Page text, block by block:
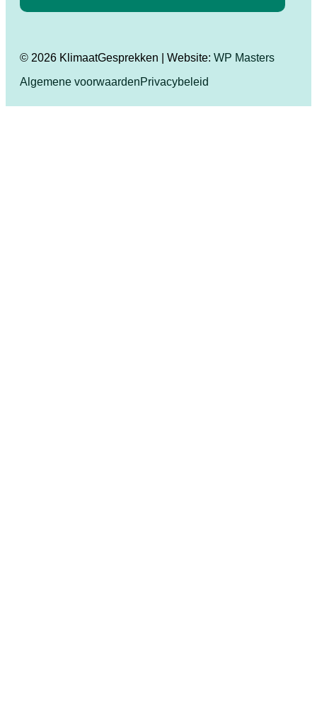
© 2026 KlimaatGesprekken | Website: WP Masters
Algemene voorwaardenPrivacybeleid